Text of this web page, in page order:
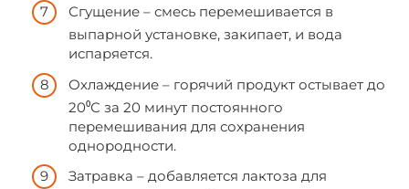
Сгущение – смесь перемешивается в
выпарной установке, закипает, и вода
испаряется.
Охлаждение – горячий продукт остывает до
20⁰С за 20 минут постоянного
перемешивания для сохранения
однородности.
Затравка – добавляется лактоза для